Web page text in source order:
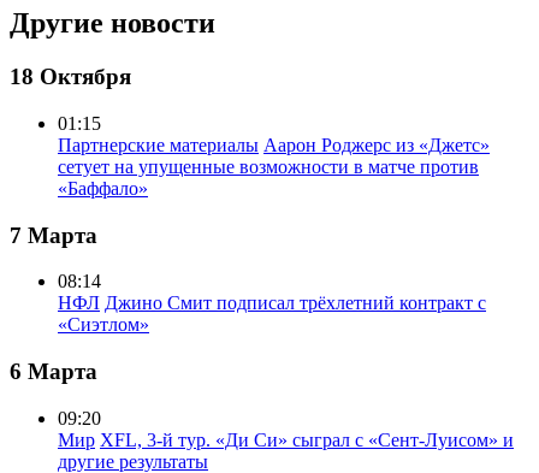
Другие новости
18 Октября
01:15
Партнерские материалы Аарон Роджерс из «Джетс»
сетует на упущенные возможности в матче против
«Баффало»
7 Марта
08:14
НФЛ Джино Смит подписал трёхлетний контракт с
«Сиэтлом»
6 Марта
09:20
Мир XFL, 3-й тур. «Ди Си» сыграл с «Сент-Луисом» и
другие результаты